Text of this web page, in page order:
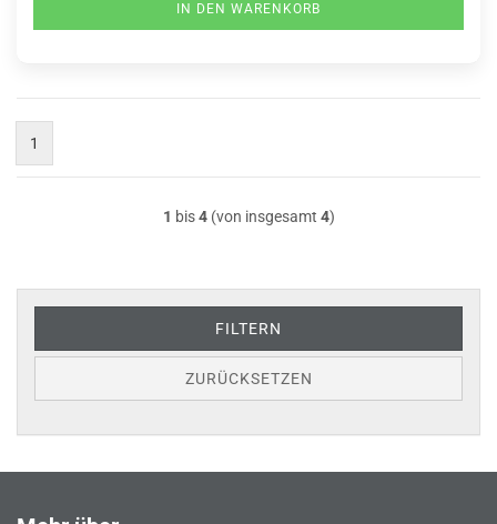
IN DEN WARENKORB
1
1 bis4(von insgesamt 4)
FILTERN
ZURÜCKSETZEN